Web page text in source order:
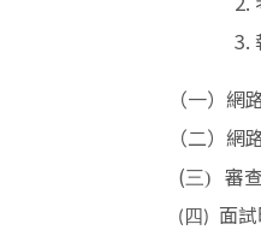
（一）
（二）
(三) 審
( 四) 面